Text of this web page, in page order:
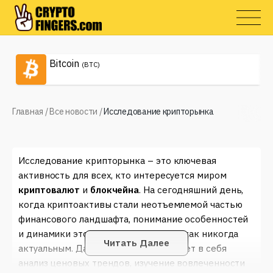
Bitcoin (BTC)
Главная /Все новости /Исследование крипторынка
Исследование крипторынка – это ключевая
активность для всех, кто интересуется миром
криптовалют и блокчейна. На сегодняшний день,
когда криптоактивы стали неотъемлемой частью
финансового ландшафта, понимание особенностей
и динамики этого рынка становится как никогда
актуальным. Данный процесс включает в себя
анализ ценовых трендов, изучение вовлеченности
Читать Далее